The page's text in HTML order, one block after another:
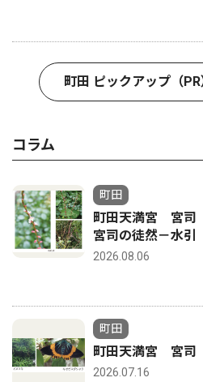
町田 ピックアップ（
コラム
町田
町田天満宮 宮
宮司の徒然－水引
2026.08.06
町田
町田天満宮 宮
2026.07.16